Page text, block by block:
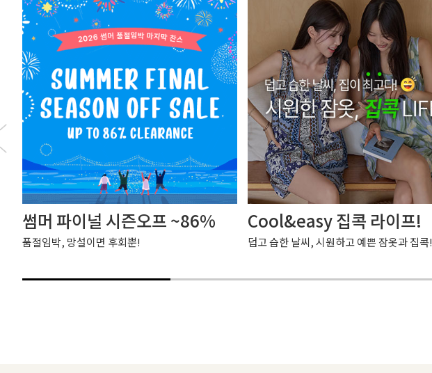
썸머 파이널 시즌오프 ~86%
품절임박, 망설이면 후회뿐!
Cool&easy 집콕 라이프!
덥고 습한 날씨, 시원하고 예쁜 잠옷과 집콕!